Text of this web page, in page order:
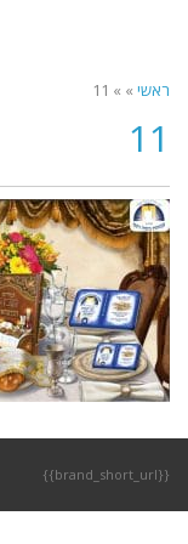
ראשי »
»
11
11
{{brand_short_url}}